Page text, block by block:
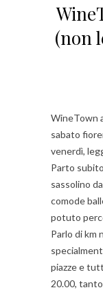
(non
WineTown
sabato
venerdì,
Parto subito
sassolino
comode
potuto
Parlo di km
piazze e
20.00,